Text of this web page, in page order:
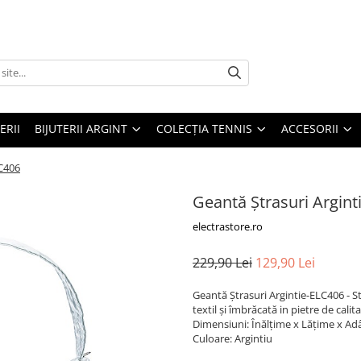
BIJUTERII ARGINT COLECȚIA TENNIS ACCESORII
Geantă Ștrasuri
electrastore.ro
229,90 Lei 129,90 Lei
Geantă Ștrasuri Argintie-ELC406 -
textil și îmbrăcată in pietre de
Dimensiuni: Înălțime x Lățime x
Culoare: Argintiu